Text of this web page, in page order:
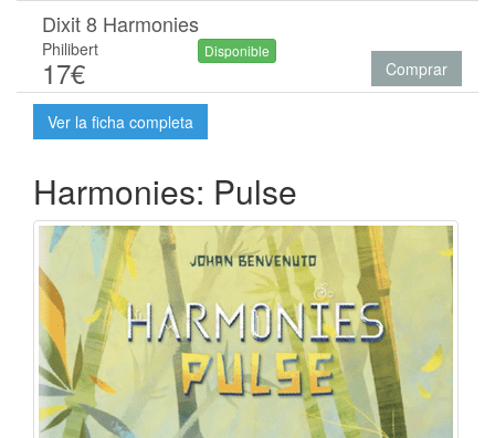
Dixit 8 Harmonies
Philibert
17€
Disponible
Comprar
Ver la ficha completa
Harmonies: Pulse